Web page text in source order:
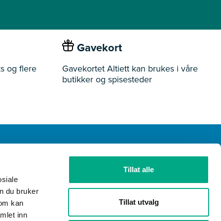
du bruker
kan
inn
Tillat alle
Tillat utvalg
og flere
Gavekort
Gavekortet Altiett kan brukes i våre
butikker og spisesteder